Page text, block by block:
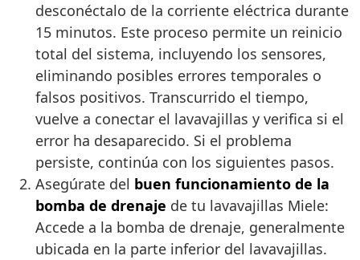
desconéctalo de la corriente eléctrica durante
15 minutos. Este proceso permite un reinicio
total del sistema, incluyendo los sensores,
eliminando posibles errores temporales o
falsos positivos. Transcurrido el tiempo,
vuelve a conectar el lavavajillas y verifica si el
error ha desaparecido. Si el problema
persiste, continúa con los siguientes pasos.
Asegúrate del buen funcionamiento de la
bomba de drenaje de tu lavavajillas Miele:
Accede a la bomba de drenaje, generalmente
ubicada en la parte inferior del lavavajillas.